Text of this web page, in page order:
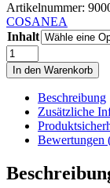
Artikelnummer:
COSANEA
Inhalt
COSANEA
Zahncreme
Marokkanische
Minze
Bergsalbei
B12
Fluorid
quantity
In den Warenkorb
Beschreibung
Zusätzliche
Bewertungen